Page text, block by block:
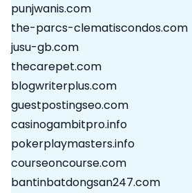
punjwanis.com
the-parcs-clematiscondos.com
jusu-gb.com
thecarepet.com
blogwriterplus.com
guestpostingseo.com
casinogambitpro.info
pokerplaymasters.info
courseoncourse.com
bantinbatdongsan247.com